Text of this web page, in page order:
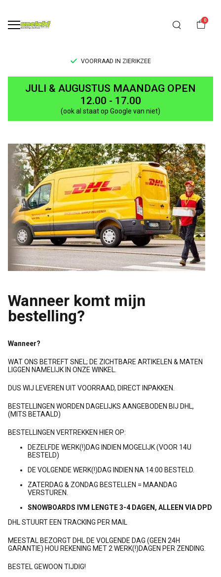
0
VOORRAAD IN ZIERIKZEE
BESTELLEN?
UNCLE[S]
Boardshop
JULI & AUGUSTUS MAANDAG OPEN
12.00 - 17.00
(ook al staat op Google van niet)
Wanneer komt mijn
bestelling?
Wanneer?
WAT ONS BETREFT SNEL; DE ZICHTBARE ARTIKELEN & MATEN
LIGGEN NAMELIJK IN ONZE WINKEL.
DUS WIJ LEVEREN UIT VOORRAAD, DIRECT INPAKKEN.
BESTELLINGEN WORDEN DAGELIJKS AANGEBODEN BIJ DHL,
(MITS BETAALD)
BESTELLINGEN VERTREKKEN HIER OP:
DEZELFDE WERK(!)DAG INDIEN MOGELIJK (VOOR 14U
BESTELD)
DE VOLGENDE WERK(!)DAG INDIEN NA 14:00 BESTELD.
ZATERDAG & ZONDAG BESTELLEN = MAANDAG
VERSTUREN.
SNOWBOARDS IVM LENGTE 3-4 DAGEN, ALLEEN VIA DPD
DHL STUURT EEN TRACKING PER MAIL
MEESTAL BEZORGT DHL DE VOLGENDE DAG (GEEN 24H
GARANTIE) HOU REKENING MET 2 WERK(!)DAGEN PER ZENDING.
BESTEL GEWOON TIJDIG!